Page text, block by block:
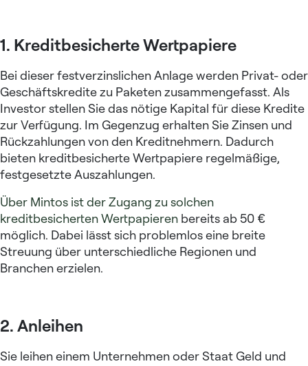
1. Kreditbesicherte Wertpapiere
Bei dieser festverzinslichen Anlage werden Privat- oder
Geschäftskredite zu Paketen zusammengefasst. Als
Investor stellen Sie das nötige Kapital für diese Kredite
zur Verfügung. Im Gegenzug erhalten Sie Zinsen und
Rückzahlungen von den Kreditnehmern. Dadurch
bieten kreditbesicherte Wertpapiere regelmäßige,
festgesetzte Auszahlungen.
Über Mintos ist der Zugang zu solchen
kreditbesicherten Wertpapieren bereits ab 50 €
möglich. Dabei lässt sich problemlos eine breite
Streuung über unterschiedliche Regionen und
Branchen erzielen.
2. Anleihen
Sie leihen einem Unternehmen oder Staat Geld und